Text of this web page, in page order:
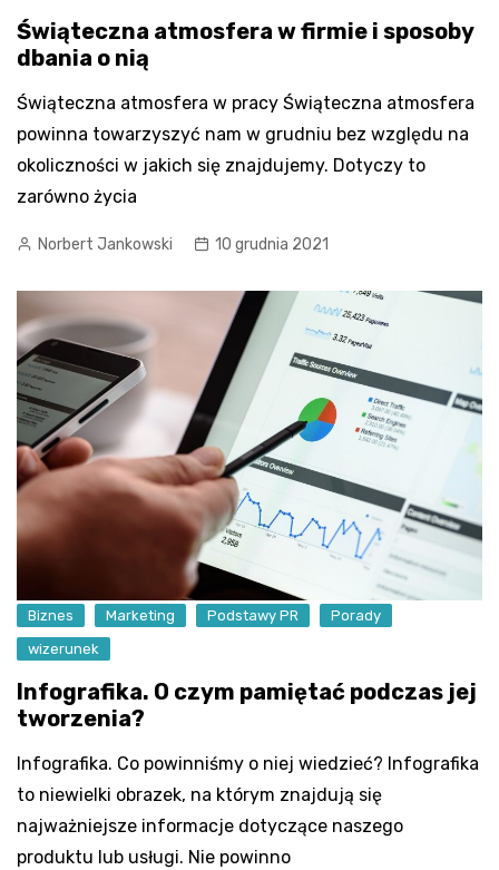
Świąteczna atmosfera w firmie i sposoby
dbania o nią
Świąteczna atmosfera w pracy Świąteczna atmosfera
powinna towarzyszyć nam w grudniu bez względu na
okoliczności w jakich się znajdujemy. Dotyczy to
zarówno życia
Norbert Jankowski 10 grudnia 2021
Biznes Marketing Podstawy PR
Porady
wizerunek
Infografika. O czym pamiętać podczas jej
tworzenia?
Infografika. Co powinniśmy o niej wiedzieć? Infografika
to niewielki obrazek, na którym znajdują się
najważniejsze informacje dotyczące naszego
produktu lub usługi. Nie powinno